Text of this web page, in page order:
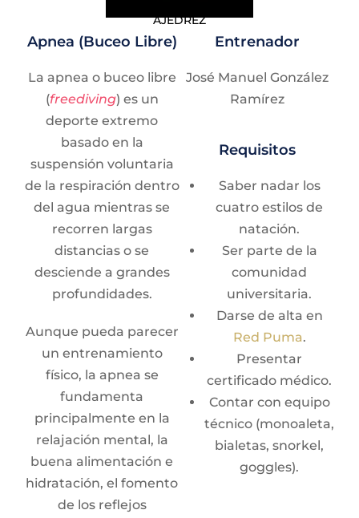
UNIVERSITARIO DE
AJEDREZ
Ubicado en la PB del
Centro de Estudios del
Deporte (CED), al final
del estacionamiento 8
del Estadio Olímpico
Universitario.
Horarios
Lunes a jueves:
12:00 - 17:00 hrs.
Martes, miércoles
y viernes:10:00 -
17:00 hrs.
Sábados:10:00 -
16:00 hrs.
Cursos
Principiantes
Martes y jueves:
viernes: 12:00 -
13:00 hrs.
Sábados: 10:00 -
12:00 hrs.
Intermedios
Lunes, martes y
jueves: 12:00 -
14:00 hrs.
Miércoles y
viernes: 13:00 -
14:00 hrs.
Sábados: 12:00 -
14:00 hrs.
Avanzados
Martes y jueves:
AJEDREZ
Apnea (Buceo Libre)
La apnea o buceo libre
(freediving) es un
deporte extremo
basado en la
suspensión voluntaria
de la respiración dentro
del agua mientras se
recorren largas
distancias o se
desciende a grandes
profundidades.
Aunque pueda parecer
un entrenamiento
físico, la apnea se
fundamenta
principalmente en la
relajación mental, la
buena alimentación e
hidratación, el fomento
de los reflejos
Entrenador
José Manuel González
Ramírez
Requisitos
Saber nadar los
cuatro estilos de
natación.
Ser parte de la
comunidad
universitaria.
Darse de alta en
Red Puma.
Presentar
certificado médico.
Contar con equipo
técnico (monoaleta,
bialetas, snorkel,
goggles).